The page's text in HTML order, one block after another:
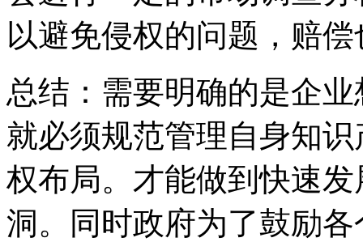
以避免侵权的问题，赔
总结：需要明确的是企
就必须规范管理自身知
权布局。才能做到快速
洞。同时政府为了鼓励